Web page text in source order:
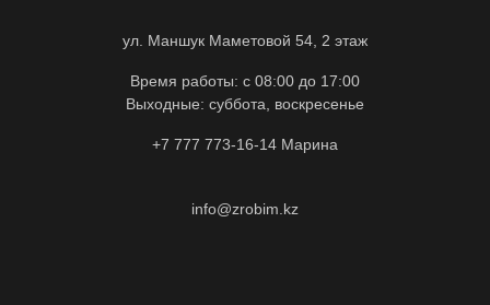
ул. Маншук Маметовой 54, 2 этаж
Время работы: с 08:00 до 17:00
Выходные: суббота, воскресенье
+7 777 773-16-14 Марина
info@zrobim.kz